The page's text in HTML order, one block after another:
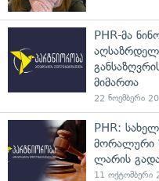
PHR-მა
მიმართა
22 ნოემბერი
PHR:
მორალური
ლარის
11 ოქტომბერი